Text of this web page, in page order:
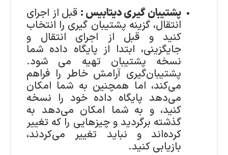
پشتیبان گیری دیتابیس : قبل از اجرای
انتقال، گزینه پشتیبان گیری را انتخاب
کنید و قبل از اجرای انتقال و
جایگزینی، ابتدا از پایگاه داده شما
نسخه پشتیبان تهیه می شود.
پشتیبان‌گیری آرامش خاطر را فراهم
می‌کند، اما همچنین به شما امکان
می‌دهد پایگاه داده خود را نسخه
کنید، و به شما امکان می‌دهد به
گذشته برگردید و چیزهایی را که تغییر
کرده‌اند و نباید تغییر می‌کردند،
بازیابی کنید.